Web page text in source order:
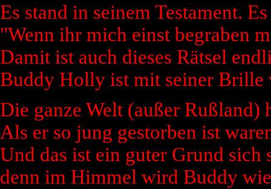
Es stand in seinem Testament.
"Wenn ihr mich einst begraben
Damit ist auch dieses Rätsel
Buddy Holly ist mit seiner Brille
Die ganze Welt (außer
Als er so jung gestorben ist
Und das ist ein guter Grund sich
denn im Himmel wird Buddy